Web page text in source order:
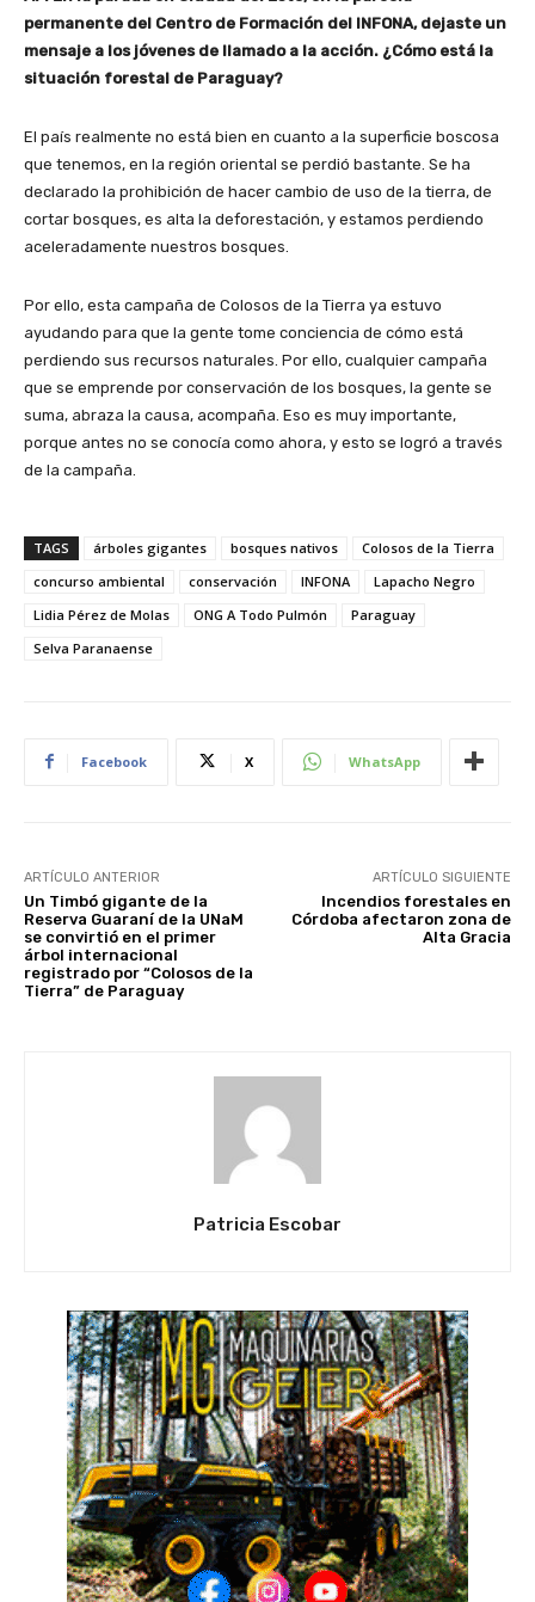
permanente del Centro de Formación del INFONA, dejaste un
mensaje a los jóvenes de llamado a la acción. ¿Cómo está la
situación forestal de Paraguay?
El país realmente no está bien en cuanto a la superficie boscosa
que tenemos, en la región oriental se perdió bastante. Se ha
declarado la prohibición de hacer cambio de uso de la tierra, de
cortar bosques, es alta la deforestación, y estamos perdiendo
aceleradamente nuestros bosques.
Por ello, esta campaña de Colosos de la Tierra ya estuvo
ayudando para que la gente tome conciencia de cómo está
perdiendo sus recursos naturales. Por ello, cualquier campaña
que se emprende por conservación de los bosques, la gente se
suma, abraza la causa, acompaña. Eso es muy importante,
porque antes no se conocía como ahora, y esto se logró a través
de la campaña.
TAGS árboles gigantes bosques nativos
Colosos de la Tierra
concurso ambiental
conservación INFONA
Lapacho Negro
Lidia Pérez de Molas
ONG A Todo Pulmón
Paraguay
Selva Paranaense
Facebook X WhatsApp
ARTÍCULO ANTERIOR
Un Timbó gigante de la
Reserva Guaraní de la UNaM
se convirtió en el primer
árbol internacional
registrado por “Colosos de la
Tierra” de Paraguay
ARTÍCULO SIGUIENTE
Incendios forestales en
Córdoba afectaron zona de
Alta Gracia
Patricia Escobar